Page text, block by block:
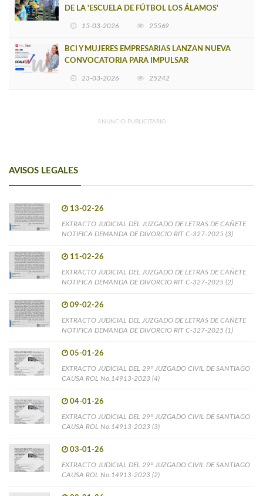
DE LA 'ESCUELA DE FÚTBOL LOS ÁLAMOS'
15-03-2026 25569
BCI Y MUJERES EMPRESARIAS LANZAN NUEVA
CONVOCATORIA PARA IMPULSAR
23-03-2026 25242
ANUNCIO PUBLICITARIO
AVISOS LEGALES
13-02-26
EXTRACTO JUDICIAL DEL JUZGADO DE LETRAS DE CAÑETE
NOTIFICA DEMANDA DE DIVORCIO RIT C-327-2025 (3)
11-02-26
EXTRACTO JUDICIAL DEL JUZGADO DE LETRAS DE CAÑETE
NOTIFICA DEMANDA DE DIVORCIO RIT C-327-2025 (2)
09-02-26
EXTRACTO JUDICIAL DEL JUZGADO DE LETRAS DE CAÑETE
NOTIFICA DEMANDA DE DIVORCIO RIT C-327-2025 (1)
05-01-26
EXTRACTO JUDICIAL DEL 29° JUZGADO CIVIL DE SANTIAGO
CAUSA ROL No.14913-2023 (4)
04-01-26
EXTRACTO JUDICIAL DEL 29° JUZGADO CIVIL DE SANTIAGO
CAUSA ROL No.14913-2023 (3)
03-01-26
EXTRACTO JUDICIAL DEL 29° JUZGADO CIVIL DE SANTIAGO
CAUSA ROL No.14913-2023 (2)